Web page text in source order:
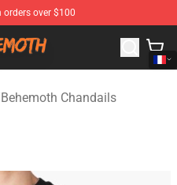
over $100
Merchandise Shop
Behemoth Chandails